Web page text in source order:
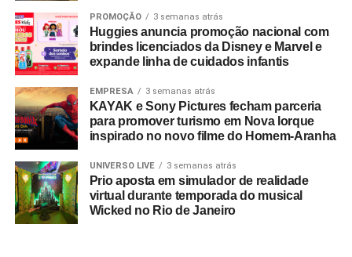
PROMOÇÃO 3 semanas atrás
Huggies anuncia promoção nacional com
brindes licenciados da Disney e Marvel e
expande linha de cuidados infantis
EMPRESA 3 semanas atrás
KAYAK e Sony Pictures fecham parceria
para promover turismo em Nova Iorque
inspirado no novo filme do Homem-Aranha
UNIVERSO LIVE 3 semanas atrás
Prio aposta em simulador de realidade
virtual durante temporada do musical
Wicked no Rio de Janeiro